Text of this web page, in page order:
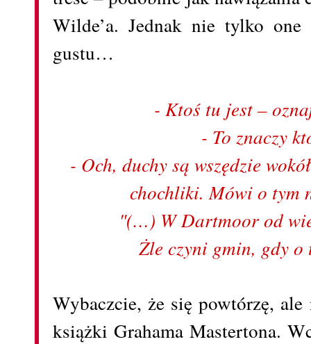
Wilde’a. Jednak nie tylko
gustu…
- Ktoś tu jest –
- To znaczy
- Och, duchy są wszędzie
chochliki. Mówi o tym
"(…) W Dartmoor od
Żle czyni gmin, gdy
Wybaczcie, że się powtórzę,
książki Grahama Mastertona.